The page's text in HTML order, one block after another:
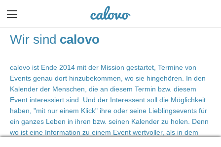
Wir sind calovo
calovo ist Ende 2014 mit der Mission gestartet, Termine von
Events genau dort hinzubekommen, wo sie hingehören. In den
Kalender der Menschen, die an diesem Termin bzw. diesem
Event interessiert sind. Und der Interessent soll die Möglichkeit
haben, "mit nur einem Klick" ihre oder seine Lieblingsevents für
ein ganzes Leben in ihren bzw. seinen Kalender zu holen. Denn
wo ist eine Information zu einem Event wertvoller, als in dem